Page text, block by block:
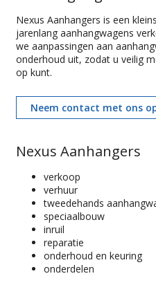
Nexus Aanhangers is een
jarenlang aanhangwagens
we aanpassingen aan
onderhoud uit, zodat u veilig
op kunt.
Neem contact met ons
Nexus Aanhangers
verkoop
verhuur
tweedehands
speciaalbouw
inruil
reparatie
onderhoud en keuring
onderdelen